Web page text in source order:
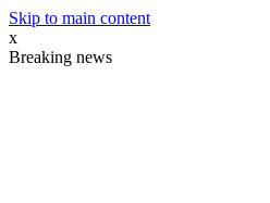
Skip to main content
x
Breaking news